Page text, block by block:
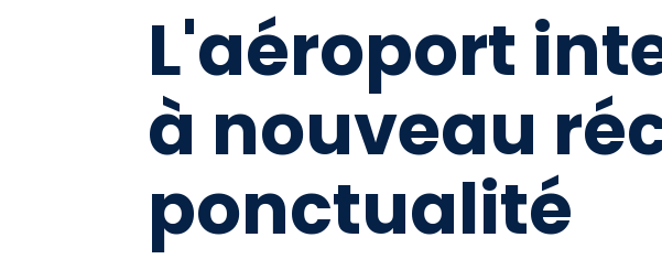
L'aéroport
à nouveau
ponctualité